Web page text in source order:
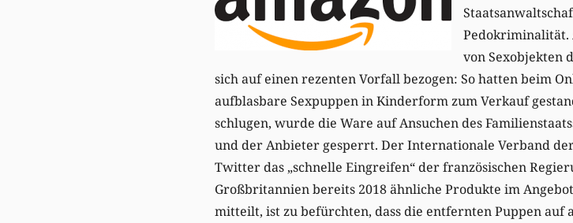
Pedokriminalität.
von Sexobjekten
sich auf einen rezenten Vorfall bezogen: So hatten beim
aufblasbare Sexpuppen in Kinderform zum Verkauf
schlugen, wurde die Ware auf Ansuchen des
und der Anbieter gesperrt. Der Internationale Verband
Twitter das „schnelle Eingreifen“ der französischen
Großbritannien bereits 2018 ähnliche Produkte im
mitteilt, ist zu befürchten, dass die entfernten Puppen